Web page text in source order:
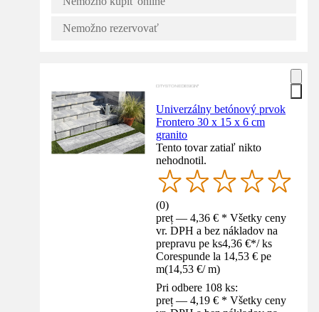
Nemožno rezervovať
Univerzálny betónový prvok
Frontero 30 x 15 x 6 cm
granito
Tento tovar zatiaľ nikto
nehodnotil.
(0)
preț — 4,36 € * Všetky ceny
vr. DPH a bez nákladov na
prepravu pe ks4,36 €*/ ks
Corespunde la 14,53 € pe
m(14,53 €/ m)
Pri odbere 108 ks:
preț — 4,19 € * Všetky ceny